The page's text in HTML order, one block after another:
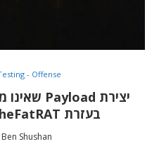
- Offense
בעזרת TheFatRAT ו Veil-Evasion
Shushan